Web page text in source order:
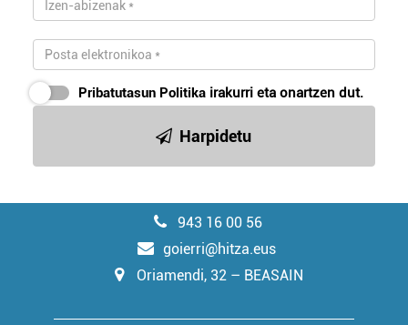
Pribatutasun Politika irakurri eta onartzen dut.
Harpidetu
943 16 00 56
goierri@hitza.eus
Oriamendi, 32 – BEASAIN